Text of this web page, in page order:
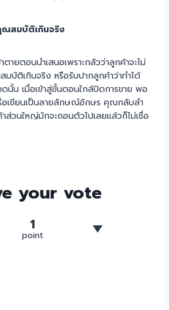
ณสมบัติเกินจริง
ยตอนนำเสนอเพราะกลัวว่าลูกค้าจะไม่
มบัติเกินจริง หรือรับปากลูกค้าว่าทำได้
นั้น เมื่อเข้าสู่ขั้นตอนใกล้ปิดการขาย พอ
เขียนเป็นลายลักษณ์อักษร คุณกลับลำ
ส่วนใหญ่มักจะถอนตัวไปเลยแล้วก็ไม่เชื่อ
your vote
1
point